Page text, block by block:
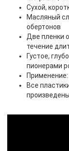
Сухой,
Масляный
обертонов
Две пленки
течение
Густое,
пионерами
Все